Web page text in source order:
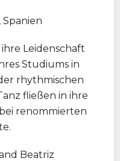
Leidenschaft
Studiums in
rhythmischen
fließen in ihre
renommierten
Beatriz